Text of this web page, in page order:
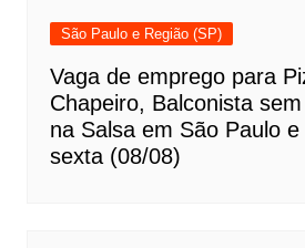
São Paulo e Região (SP)
Vaga de emprego para
Chapeiro, Balconista
na Salsa em São Paulo
sexta (08/08)